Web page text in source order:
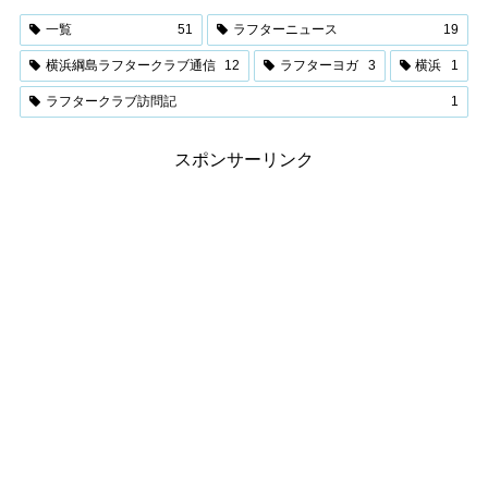
一覧 51 ラフターニュース 19
横浜綱島ラフタークラブ通信 12 ラフターヨガ 3 横浜 1
ラフタークラブ訪問記 1
スポンサーリンク